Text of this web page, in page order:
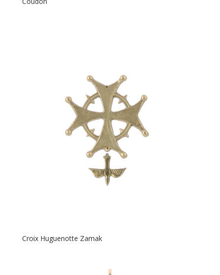
Croix Huguenotte Zamak